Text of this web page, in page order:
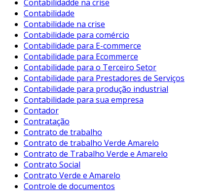
Contabilidadde na crise
Contabilidade
Contabilidade na crise
Contabilidade para comércio
Contabilidade para E-commerce
Contabilidade para Ecommerce
Contabilidade para o Terceiro Setor
Contabilidade para Prestadores de Serviços
Contabilidade para produção industrial
Contabilidade para sua empresa
Contador
Contratação
Contrato de trabalho
Contrato de trabalho Verde Amarelo
Contrato de Trabalho Verde e Amarelo
Contrato Social
Contrato Verde e Amarelo
Controle de documentos